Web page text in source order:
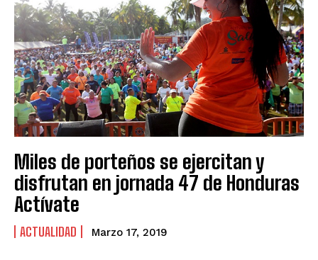
Miles de porteños se ejercitan y
disfrutan en jornada 47 de Honduras
Actívate
ACTUALIDAD Marzo 17, 2019